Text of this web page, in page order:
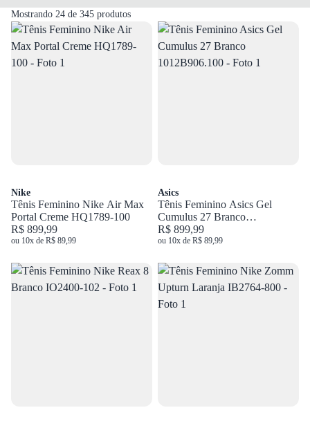
Mostrando 24 de 345 produtos
Nike
Tênis Feminino Nike Air Max
Portal Creme HQ1789-100
R$ 899,99
ou 10x de R$ 89,99
Asics
Tênis Feminino Asics Gel
Cumulus 27 Branco
1012B906.100
R$ 899,99
ou 10x de R$ 89,99